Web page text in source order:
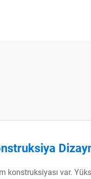
konstruksiyası var.